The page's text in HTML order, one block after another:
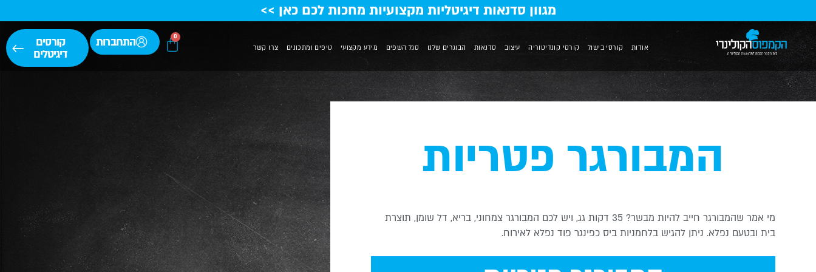
מגוון סדנאות דיגיטליות מקצועיות מחכות לכם כאן >>
אודות קורסי בישול קורסי קונדיטוריה עיצוב סדנאות הבוגרים שלנו סגל השפים מידע מקצועי טיפים ומתכונים צרו קשר
0 התחברות
קורסים
דיגיטלים
המבורגר פטריות
מי אמר שהמבורגר חייב להיות מבשר? 35 דקות גג, ויש לכם המבורגר צמחוני, בריא, דל שומן, תוצרת
בית ובטעם נפלא. ניתן להגיש בלחמניות ביס כפינגר פוד נפלא לאירוח.